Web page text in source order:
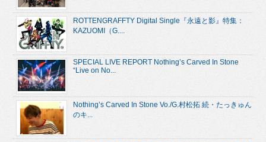
ROTTENGRAFFTY Digital Single『永遠と影』特集：
KAZUOMI（G....
SPECIAL LIVE REPORT Nothing’s Carved In Stone
“Live on No...
Nothing’s Carved In Stone Vo./G.村松拓 続・たっきゅん
のキ...